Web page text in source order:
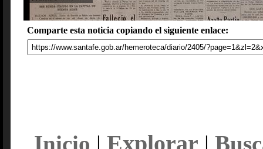
Comparte esta noticia copiando el siguiente enlace:
Inicio | Explorar |